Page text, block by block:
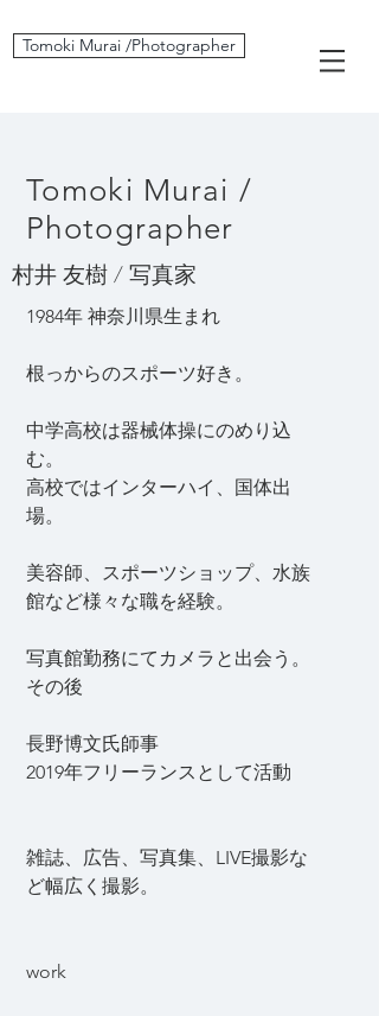
Tomoki Murai /Photographer
Tomoki Murai /
Photographer
村井 友樹 / 写真家
1984年 神奈川県生まれ
根っからのスポーツ好き。
中学高校は器械体操にのめり込
む。
高校ではインターハイ、国体出
場。
美容師、スポーツショップ、水族
館など様々な職を経験。
​写真館勤務にてカメラと出会う。
その後
長野博文氏師事
​2019年フリーランスとして活動
​雑誌、広告、写真集、LIVE撮影な
ど幅広く撮影。
work